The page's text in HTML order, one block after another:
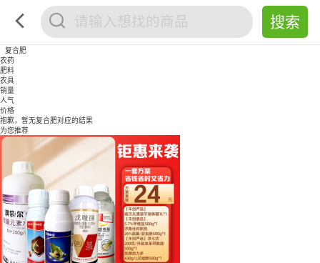
复合肥
农药
肥料
农具
销量
人气
价格
抱歉，暂无复合肥对应的结果
为您推荐